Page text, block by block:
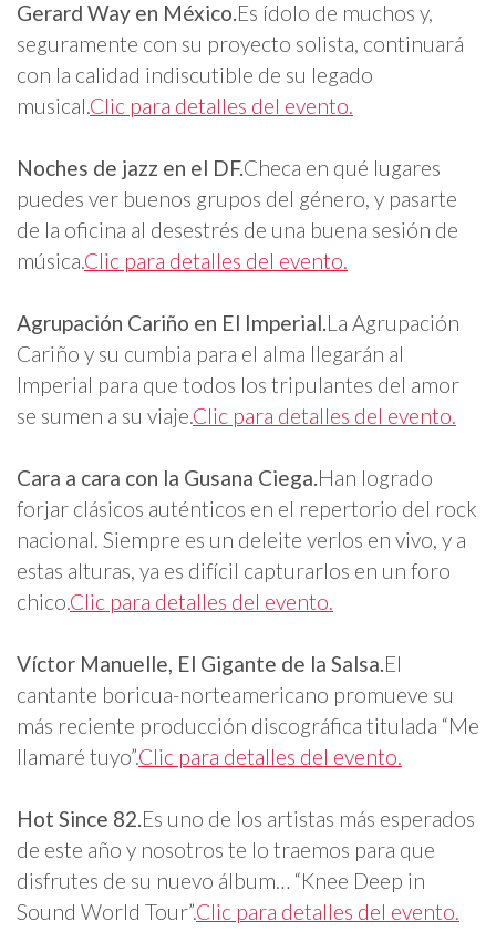
Gerard Way en México.Es ídolo de muchos y,
seguramente con su proyecto solista, continuará
con la calidad indiscutible de su legado
musical.Clic para detalles del evento.
Noches de jazz en el DF.Checa en qué lugares
puedes ver buenos grupos del género, y pasarte
de la oficina al desestrés de una buena sesión de
música.Clic para detalles del evento.
Agrupación Cariño en El Imperial.La Agrupación
Cariño y su cumbia para el alma llegarán al
Imperial para que todos los tripulantes del amor
se sumen a su viaje.Clic para detalles del evento.
Cara a cara con la Gusana Ciega.Han logrado
forjar clásicos auténticos en el repertorio del rock
nacional. Siempre es un deleite verlos en vivo, y a
estas alturas, ya es difícil capturarlos en un foro
chico.Clic para detalles del evento.
Víctor Manuelle, El Gigante de la Salsa.El
cantante boricua-norteamericano promueve su
más reciente producción discográfica titulada “Me
llamaré tuyo”.Clic para detalles del evento.
Hot Since 82.Es uno de los artistas más esperados
de este año y nosotros te lo traemos para que
disfrutes de su nuevo álbum… “Knee Deep in
Sound World Tour”.Clic para detalles del evento.